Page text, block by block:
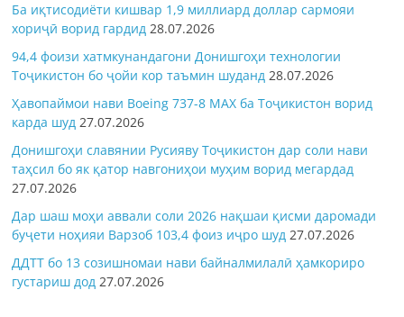
Ба иқтисодиёти кишвар 1,9 миллиард доллар сармояи
хориҷӣ ворид гардид 28.07.2026
94,4 фоизи хатмкунандагони Донишгоҳи технологии
Тоҷикистон бо ҷойи кор таъмин шуданд 28.07.2026
Ҳавопаймои нави Boeing 737-8 MAX ба Тоҷикистон ворид
карда шуд 27.07.2026
Донишгоҳи славянии Русияву Тоҷикистон дар соли нави
таҳсил бо як қатор навгониҳои муҳим ворид мегардад
27.07.2026
Дар шаш моҳи аввали соли 2026 нақшаи қисми даромади
буҷети ноҳияи Варзоб 103,4 фоиз иҷро шуд 27.07.2026
ДДТТ бо 13 созишномаи нави байналмилалӣ ҳамкориро
густариш дод 27.07.2026